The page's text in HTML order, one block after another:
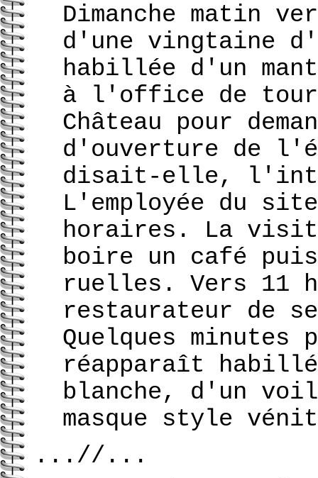
Dimanche matin
d'une vingtaine
habillée d'un
à l'office de
Château pour
d'ouverture de
disait-elle,
L'employée du
horaires. La
boire un café
ruelles. Vers 11
restaurateur de
Quelques
réapparaît
blanche, d'un
masque style
...//...